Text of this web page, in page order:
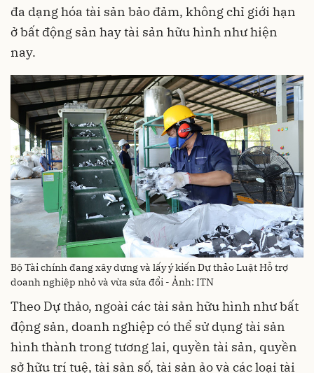
đa dạng hóa tài sản bảo đảm, không chỉ giới hạn
ở bất động sản hay tài sản hữu hình như hiện
nay.
Bộ Tài chính đang xây dựng và lấy ý kiến Dự thảo Luật Hỗ trợ
doanh nghiệp nhỏ và vừa sửa đổi - Ảnh: ITN
Theo Dự thảo, ngoài các tài sản hữu hình như bất
động sản, doanh nghiệp có thể sử dụng tài sản
hình thành trong tương lai, quyền tài sản, quyền
sở hữu trí tuệ, tài sản số, tài sản ảo và các loại tài